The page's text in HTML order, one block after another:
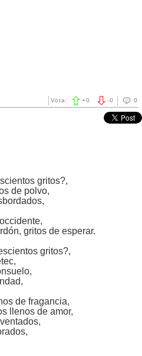
0
-0
Vota: +0
gritos?,
de polvo,
gritos de esperar.
gritos?,
de fragancia,
llenos de amor,